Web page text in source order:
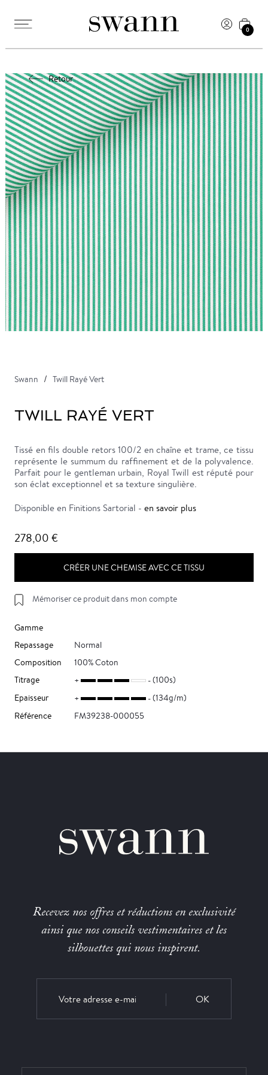
0
Retour
Swann Twill Rayé Vert
TWILL RAYÉ VERT
Tissé en fils double retors 100/2 en chaîne et trame, ce tissu
représente le summum du raffinement et de la polyvalence.
Parfait pour le gentleman urbain, Royal Twill est réputé pour
son éclat exceptionnel et sa texture singulière.
Disponible en Finitions Sartorial - en savoir plus
278,00 €
CRÉER UNE CHEMISE AVEC CE TISSU
Mémoriser ce produit dans mon compte
Gamme
Repassage
Normal
Composition
100% Coton
Titrage
(100s)
Epaisseur
(134g/m)
Référence
FM39238-000055
Recevez nos offres et réductions en exclusivité
ainsi que nos conseils vestimentaires et les
silhouettes qui nous inspirent.
OK